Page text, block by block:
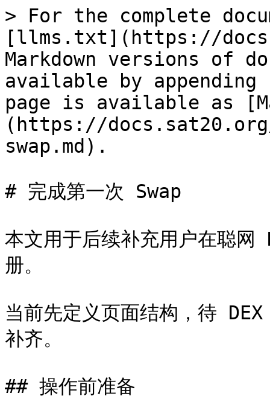
> For the complete
[llms.txt](https://
Markdown versions of
available by
page is available as
(https://
swap.md).
# 完成第一次 Swap
本文用于后续补充用户在聪
册。
当前先定义页面结构，待
补齐。
## 操作前准备